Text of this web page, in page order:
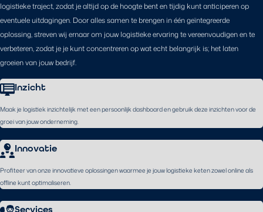
logistieke traject, zodat je altijd op de hoogte bent en tijdig kunt anticiperen op
eventuele uitdagingen. Door alles samen te brengen in één geïntegreerde
oplossing, streven wij ernaar om jouw logistieke ervaring te vereenvoudigen en te
verbeteren, zodat je je kunt concentreren op wat echt belangrijk is; het laten
groeien van jouw bedrijf.
Inzicht
Maak je logistiek inzichtelijk met een persoonlijk dashboard en gebruik deze inzichten voor de
groei van jouw onderneming.
Innovatie
Profiteer van onze innovatieve oplossingen waarmee je jouw logistieke keten zowel online als
offline kunt optimaliseren.
Services